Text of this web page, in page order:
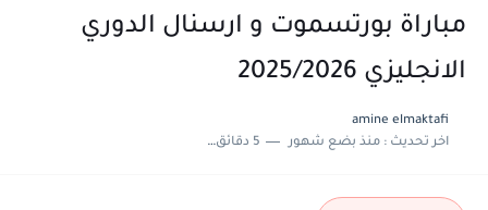
مباراة سيلتيك و ميلان مباراة ودية 2026
مباراة بورتسموت و ارسنال الدوري
الانجليزي 2025/2026
amine elmaktafi
اخر تحديث :منذ بضع شهور 5 دقائق للقراءة